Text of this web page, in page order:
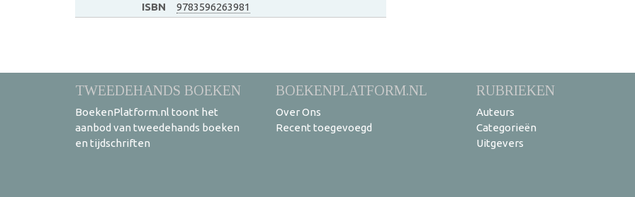
ISBN
9783596263981
TWEEDEHANDS BOEKEN
BoekenPlatform.nl toont het
aanbod van tweedehands boeken
en tijdschriften
BOEKENPLATFORM.NL
Over Ons
Recent toegevoegd
RUBRIEKEN
Auteurs
Categorieën
Uitgevers